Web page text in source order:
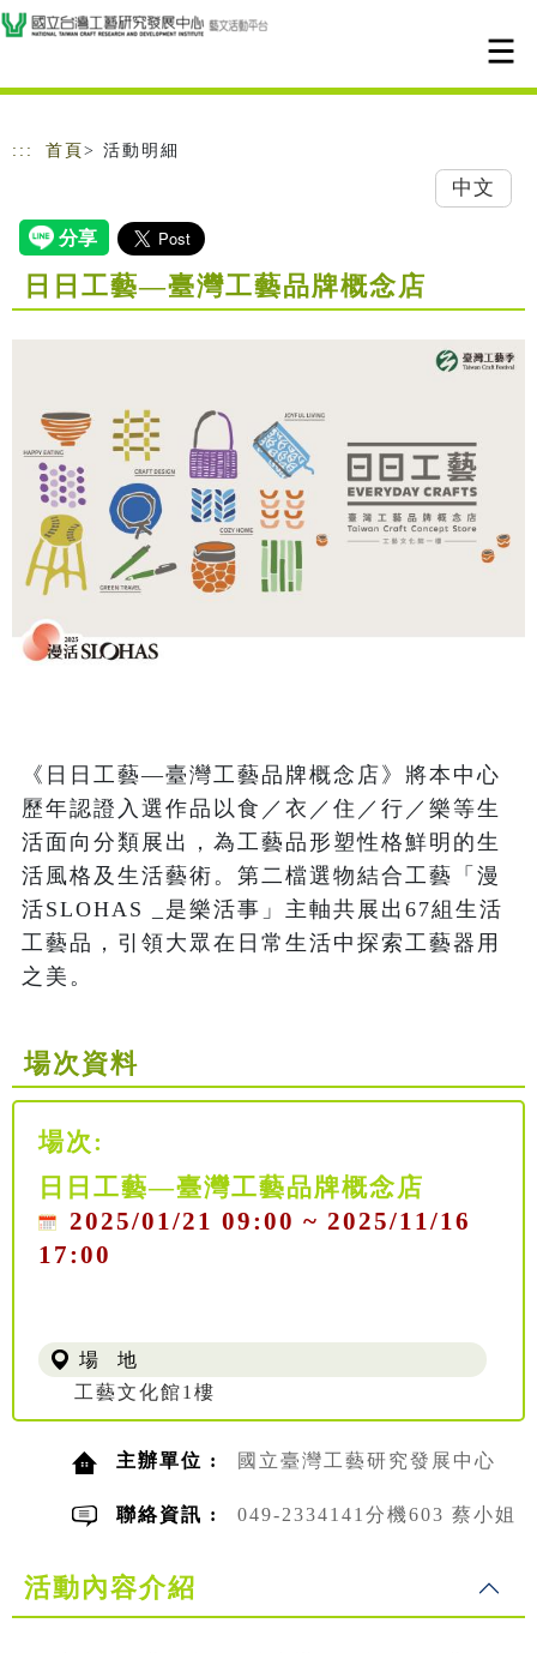
跳到主要內容
網站導覽
::: 首頁 > 活動明細
中文
日日工藝—臺灣工藝品牌概念店
《日日工藝—臺灣工藝品牌概念店》將本中心
歷年認證入選作品以食／衣／住／行／樂等生
活面向分類展出，為工藝品形塑性格鮮明的生
活風格及生活藝術。第二檔選物結合工藝「漫
活SLOHAS _是樂活事」主軸共展出67組生活
工藝品，引領大眾在日常生活中探索工藝器用
之美。
場次資料
場次:
日日工藝—臺灣工藝品牌概念店
2025/01/21 09:00 ~ 2025/11/16
17:00
場 地
工藝文化館1樓
主辦單位 : 國立臺灣工藝研究發展中心
聯絡資訊 : 049-2334141分機603 蔡小姐
活動內容介紹